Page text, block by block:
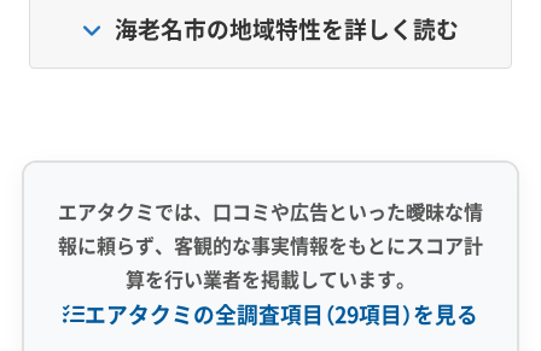
さらに、東名高速や圏央道、国道246号といった
に多いのが特徴です。これらの道路から出る排
ガスには、目に見えない油分が含まれていま
す。窓や換気口から室内に入り込んだこれらの
成分をエアコンが吸い込むと、内部でホコリと
混ざり、ベタベタした汚れの原因になります。
海老名市の地域特性を詳しく読む
エアタクミでは、口コミや広告といった曖昧な情
報に頼らず、客観的な事実情報をもとにスコア計
算を行い業者を掲載しています。
エアタクミの全調査項目（29項目）を見る